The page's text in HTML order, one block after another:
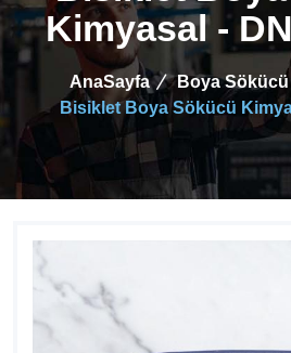
Kimyasal -
AnaSayfa
Boya
Bisiklet Boya Sökücü